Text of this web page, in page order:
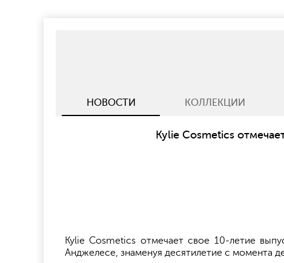
НОВОСТИ КОЛЛЕКЦИИ
Kylie Cosmetics
Kylie Cosmetics отмечает свое 10-летие
Анджелесе, знаменуя десятилетие с момента